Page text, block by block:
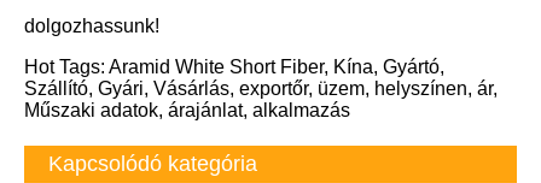
dolgozhassunk!
Hot Tags: Aramid White Short Fiber, Kína, Gyártó,
Szállító, Gyári, Vásárlás, exportőr, üzem, helyszínen, ár,
Műszaki adatok, árajánlat, alkalmazás
Kapcsolódó kategória